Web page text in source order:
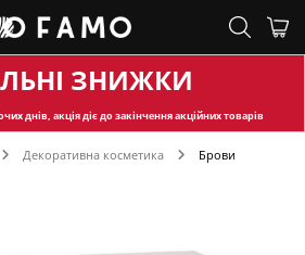
ЗНИЖКИ
днів, акція діє до закінчення акційних товарів
Декоративна косметика Брови